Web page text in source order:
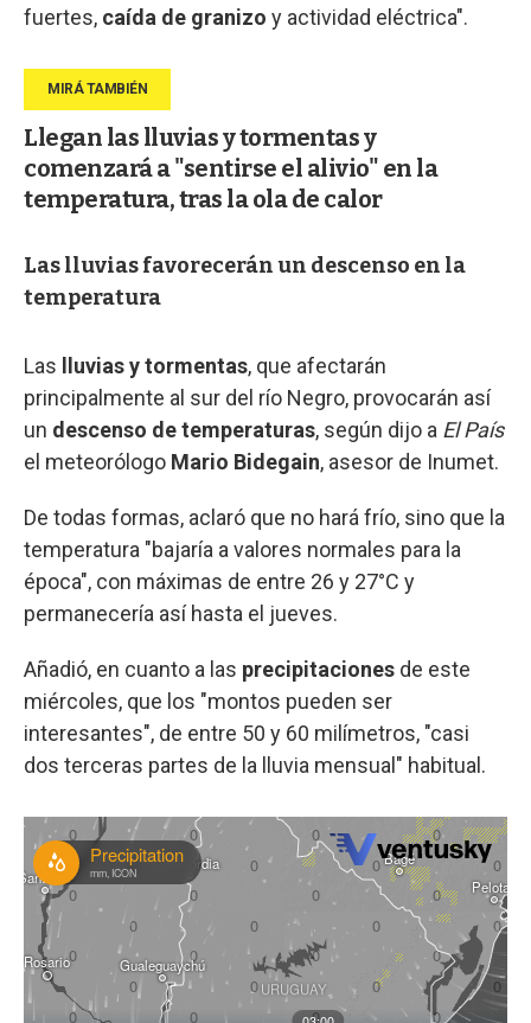
fuertes, caída de granizo y actividad eléctrica".
Llegan las lluvias y tormentas y
comenzará a "sentirse el alivio" en la
temperatura, tras la ola de calor
Las lluvias favorecerán un descenso en la
temperatura
Las lluvias y tormentas, que afectarán
principalmente al sur del río Negro, provocarán así
un descenso de temperaturas, según dijo a El País
el meteorólogo Mario Bidegain, asesor de Inumet.
De todas formas, aclaró que no hará frío, sino que la
temperatura "bajaría a valores normales para la
época", con máximas de entre 26 y 27°C y
permanecería así hasta el jueves.
Añadió, en cuanto a las precipitaciones de este
miércoles, que los "montos pueden ser
interesantes", de entre 50 y 60 milímetros, "casi
dos terceras partes de la lluvia mensual" habitual.